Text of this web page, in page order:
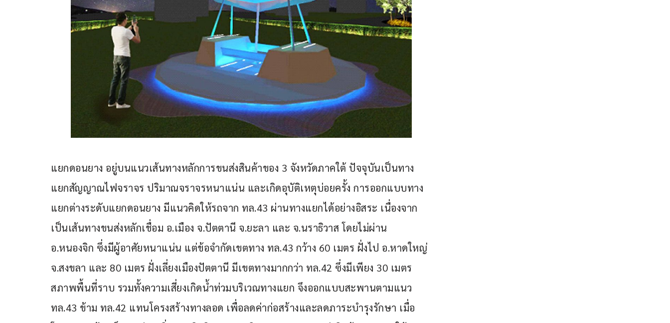
แยกดอนยาง อยู่บนแนวเส้นทางหลักการขนส่งสินค้าของ 3 จังหวัดภาคใต้ ปัจจุบันเป็นทาง
แยกสัญญาณไฟจราจร ปริมาณจราจรหนาแน่น และเกิดอุบัติเหตุบ่อยครั้ง การออกแบบทาง
แยกต่างระดับแยกดอนยาง มีแนวคิดให้รถจาก ทล.43 ผ่านทางแยกได้อย่างอิสระ เนื่องจาก
เป็นเส้นทางขนส่งหลักเชื่อม อ.เมือง จ.ปัตตานี จ.ยะลา และ จ.นราธิวาส โดยไม่ผ่าน
อ.หนองจิก ซึ่งมีผู้อาศัยหนาแน่น แต่ข้อจำกัดเขตทาง ทล.43 กว้าง 60 เมตร ฝั่งไป อ.หาดใหญ่
จ.สงขลา และ 80 เมตร ฝั่งเลี่ยงเมืองปัตตานี มีเขตทางมากกว่า ทล.42 ซึ่งมีเพียง 30 เมตร
สภาพพื้นที่ราบ รวมทั้งความเสี่ยงเกิดน้ำท่วมบริเวณทางแยก จึงออกแบบสะพานตามแนว
ทล.43 ข้าม ทล.42 แทนโครงสร้างทางลอด เพื่อลดค่าก่อสร้างและลดภาระบำรุงรักษา เมื่อ